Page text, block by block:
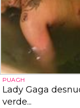
PUAGH
Lady Gaga
verde...